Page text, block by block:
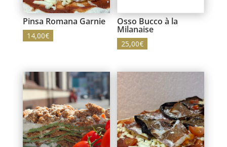
Pinsa Romana Garnie
14,00€
Osso Bucco à la
Milanaise
25,00€